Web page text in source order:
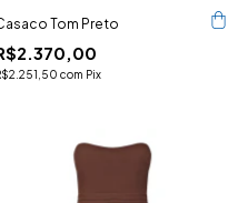
Tom Preto
com Pix